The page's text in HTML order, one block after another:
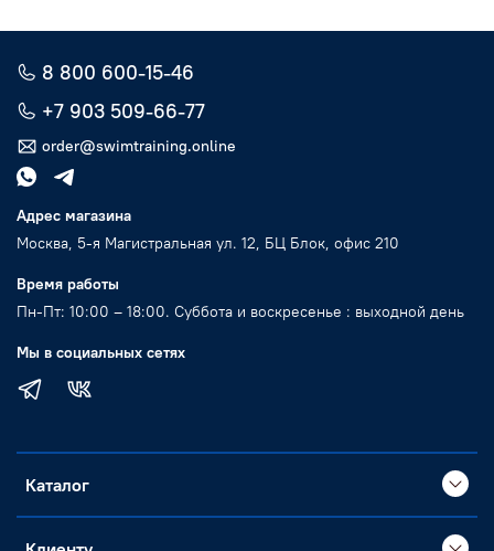
8 800 600-15-46
+7 903 509-66-77
order@swimtraining.online
Адрес магазина
Москва, 5-я Магистральная ул. 12, БЦ Блок, офис 210
Время работы
Пн-Пт: 10:00 – 18:00. Суббота и воскресенье : выходной день
Мы в социальных сетях
Каталог